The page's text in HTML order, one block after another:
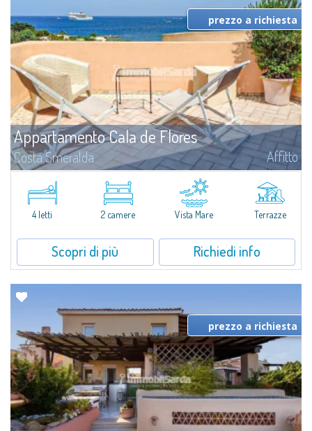
Appartamento Cala de Flores
Costa Smeralda Affitto
Trilocale in affitto a due passi dal centro di Porto Cervo, cuore pulsante
della Costa Smeralda.L'appartamento si compone di area living, cucina
abitabile, una camera matrimoniale, una camera doppia con letti a
castello...
prezzo a richiesta
4 letti 2 camere Vista Mare Terrazze
Scopri di più Richiedi info
prezzo a richiesta